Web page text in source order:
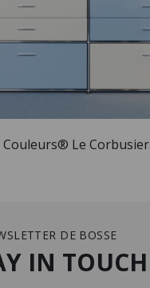
Couleurs® Le Corbusier
DE BOSSE
IN TOUCH